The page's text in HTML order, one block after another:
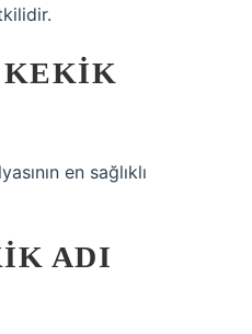
KEKIK
en sağlıklı
ADI